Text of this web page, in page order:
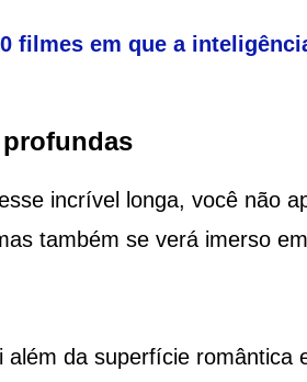
filmes em que a
incrível longa, você não
também se verá imerso
além da superfície romântica